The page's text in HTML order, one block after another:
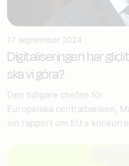
17 september 2024
Digitaliseringen har
ska vi göra?
Den tidigare chefen för
Europeiska centralbanken,
sin rapport om EU:s